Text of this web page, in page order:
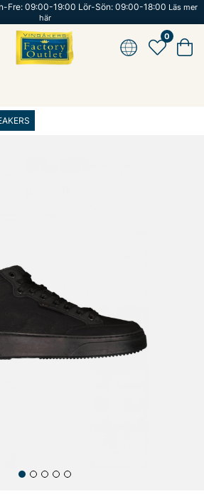
Fre: 09:00-19:00 Lör-Sön: 09:00-18:00 Läs mer
här
0